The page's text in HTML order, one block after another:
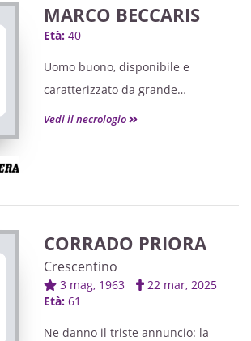
MARCO BECCARIS
Età: 40
Uomo buono, disponibile e
caratterizzato da grande
generosità, Marco lascia un vuoto
Vedi il necrologio
CORRADO PRIORA
Crescentino
3 mag, 1963
22 mar, 2025
Età: 61
Ne danno il triste annuncio: la